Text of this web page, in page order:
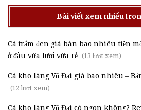
Bài viết xem nhiều
Cá trắm đen giá bán bao nhiêu tiền
ở đâu vừa tươi vừa rẻ (13 lượt xem)
Cá kho làng Vũ Đại giá bao nhiêu –
(12 lượt xem)
Cá kho làng Vũ Đại có ngon không?